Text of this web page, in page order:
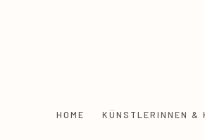
HOME KÜNSTLERINNEN &